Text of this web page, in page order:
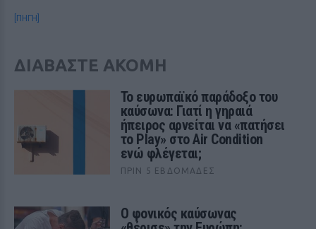
[ΠΗΓΗ]
ΔΙΑΒΑΣΤΕ ΑΚΟΜΗ
Το ευρωπαϊκό παράδοξο του
καύσωνα: Γιατί η γηραιά
ήπειρος αρνείται να «πατήσει
το Play» στο Air Condition
ενώ φλέγεται;
ΠΡΙΝ 5 ΕΒΔΟΜΆΔΕΣ
Ο φονικός καύσωνας